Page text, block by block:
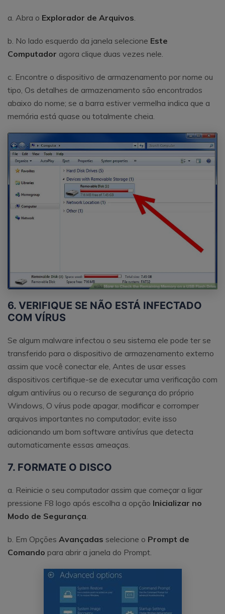
a. Abra o Explorador de Arquivos
b. No lado esquerdo da janela selecione Este
Computador agora clique duas vezes nele.
c. Encontre o dispositivo de armazenamento por nome ou
tipo, Os detalhes de armazenamento são encontrados
abaixo do nome; se a barra estiver vermelha indica que a
memória está quase ou totalmente cheia.
6. VERIFIQUE SE NÃO ESTÁ INFECTADO
COM VÍRUS
Se algum malware infectou o seu sistema ele pode ter se
transferido para o dispositivo de armazenamento externo
assim que você conectar ele, Antes de usar esses
dispositivos certifique-se de executar uma verificação com
algum antivírus ou o recurso de segurança do próprio
Windows, O vírus pode apagar, modificar e corromper
arquivos importantes no computador; evite isso
adicionando um bom software antivírus que detecta
automaticamente essas ameaças.
7. FORMATE O DISCO
a. Reinicie o seu computador assim que começar a ligar
pressione F8 logo após escolha a opção Inicializar no
Modo de Segurança.
b. Em Opções Avançadas selecione o Prompt de
Comando para abrir a janela do Prompt.